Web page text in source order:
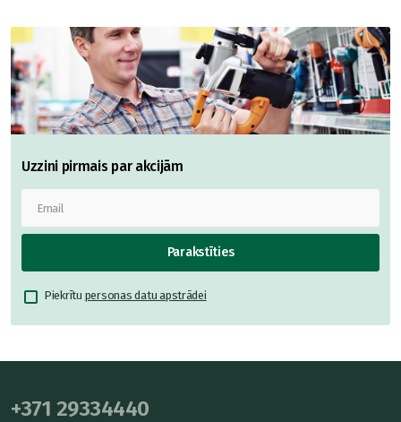
Uzzini pirmais par akcijām
Parakstīties
Piekrītu personas datu apstrādei
+371 29334440